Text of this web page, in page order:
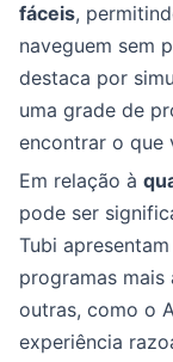
fáceis,
naveguem sem
destaca por
uma grade de
encontrar o que
Em relação à
pode ser
Tubi
programas
outras, como o
experiência